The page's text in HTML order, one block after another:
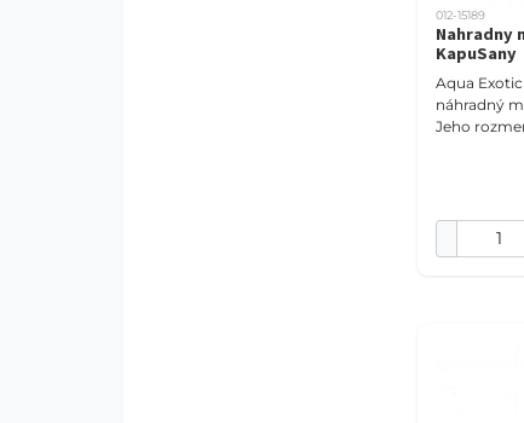
012-15189
Nahradny
KapuSany
Aqua
náhradný
Jeho